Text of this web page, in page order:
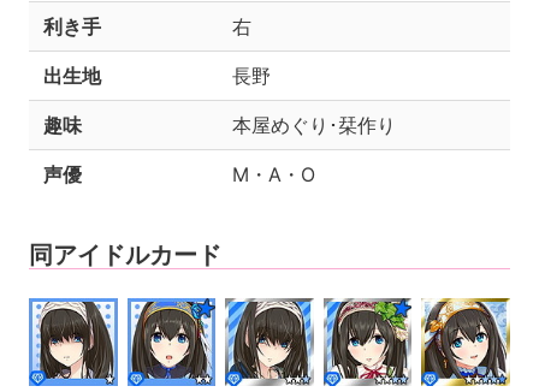
利き手 右
出生地 長野
趣味 本屋めぐり･栞作り
声優 M・A・O
同アイドルカード